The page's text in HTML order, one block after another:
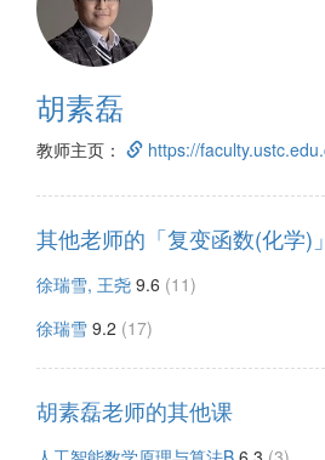
胡素磊
教师主页： https://
其他老师的「复变函数(化学)
徐瑞雪, 王尧 9.6 (11)
徐瑞雪 9.2 (17)
胡素磊老师的其他课